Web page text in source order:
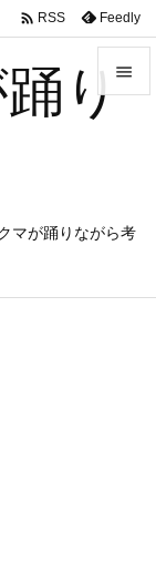
り
マが踊りながら考


 RSS Feedly